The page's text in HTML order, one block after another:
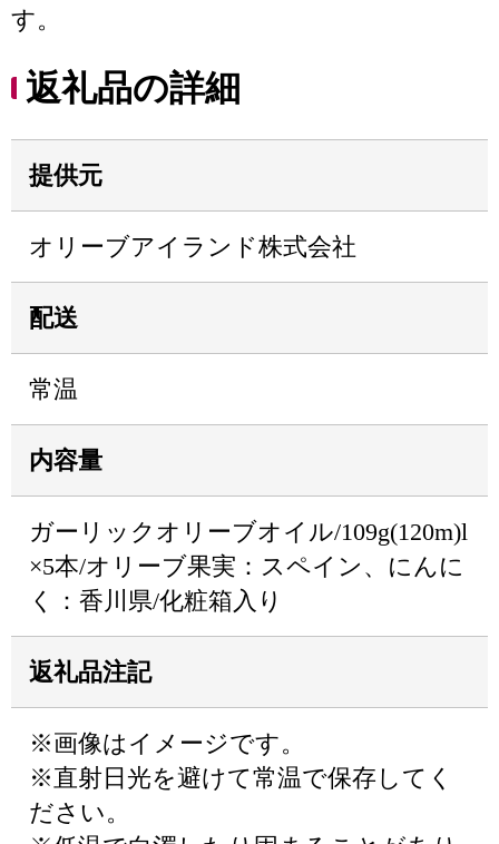
す。
返礼品の詳細
提供元
オリーブアイランド株式会社
配送
常温
内容量
ガーリックオリーブオイル/109g(120m)l
×5本/オリーブ果実：スペイン、にんに
く：香川県/化粧箱入り
返礼品注記
※画像はイメージです。
※直射日光を避けて常温で保存してく
ださい。